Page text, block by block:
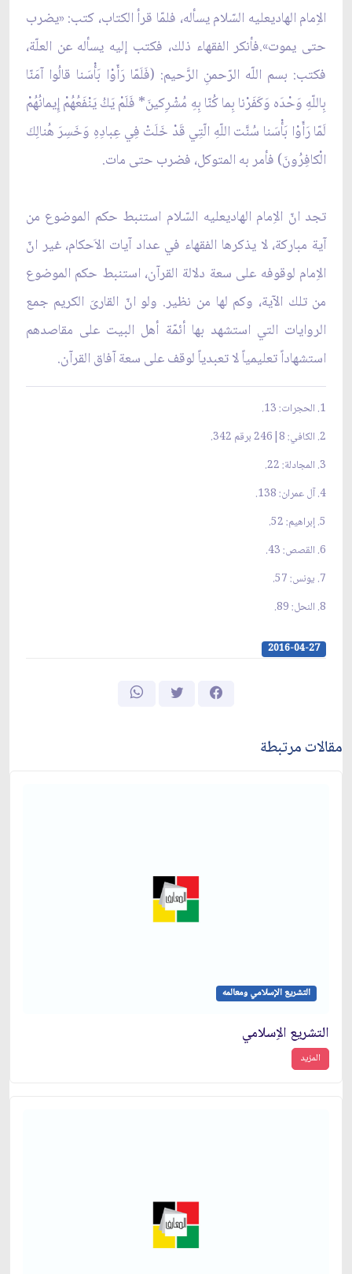
الاِمام الهاديعليه السّلام يسأله، فلمّا قرأ الكتاب، كتب: «يضرب
حتى يموت».فأنكر الفقهاء ذلك، فكتب إليه يسأله عن العلّة،
فكتب: بسم اللّه الرّحمنِ الرَّحيم: (فَلَمّا رَأَوْا بَأْسَنا قالُوا آمَنّا
بِاللّهِ وَحْدَه وَكَفَرْنا بِما كُنّا بِهِ مُشْرِكينَ* فَلَمْ يَكُ يَنْفَعُهُمْ إِيمانُهُمْ
لَمّا رَأَوْا بَأْسَنا سُنَّت اللّهِ الّتِي قَدْ خَلَتْ فِي عِبادِهِ وَخَسِرَ هُنالِكَ
الْكافِرُونَ) فأمر به المتوكل، فضرب حتى مات.
تجد انّ الاِمام الهاديعليه السّلام استنبط حكم الموضوع من
آية مباركة، لا يذكرها الفقهاء في عداد آيات الاَحكام، غير انّ
الاِمام لوقوفه على سعة دلالة القرآن، استنبط حكم الموضوع
من تلك الآية، وكم لها من نظير. ولو انّ القارىَ الكريم جمع
الروايات التي استشهد بها أئمّة أهل البيت على مقاصدهم
استشهاداً تعليمياً لا تعبدياً لوقف على سعة آفاق القرآن.
1. الحجرات: 13.
2. الكافي: 8|246 برقم 342.
3. المجادلة: 22.
4. آل عمران: 138.
5. إبراهيم: 52.
6. القصص: 43.
7. يونس: 57.
8. النحل: 89.
2016-04-27
مقالات مرتبطة
التشريع الإسلامي ومعالمه
التشريع الاِسلامي
المزيد